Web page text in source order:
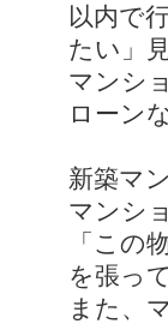
以内で
たい」
マンシ
ローン
新築マ
マンシ
「この
を張っ
また、